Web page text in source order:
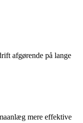
afgørende på lange
mere effektive